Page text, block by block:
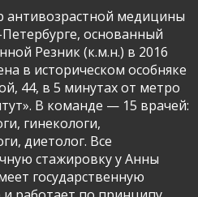
антивозрастной медицины
основанный
Резник (к.м.н.) в 2016
в историческом особняке
44, в 5 минутах от метро
В команде — 15 врачей:
гинекологи,
диетолог. Все
стажировку у Анны
государственную